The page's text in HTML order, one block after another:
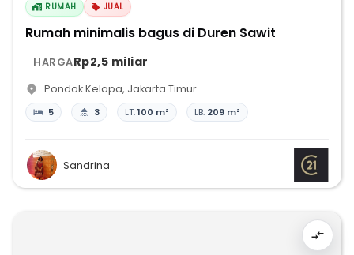
RUMAH JUAL
Rumah minimalis bagus di Duren Sawit
HARGARp2,5 miliar
Pondok Kelapa, Jakarta Timur
5 3 LT:100 m² LB: 209 m²
Sandrina